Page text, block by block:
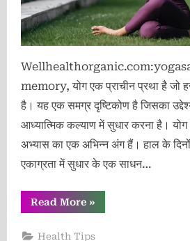
memory, योग एक प्राचीन प्रथा है जो
है। यह एक समग्र दृष्टिकोण है जिसका
आध्यात्मिक कल्याण में सुधार करना है।
अभ्यास का एक अभिन्न अंग हैं। हाल के
एकाग्रता में सुधार के एक साधन…
Read More
to-
»
Health Tips